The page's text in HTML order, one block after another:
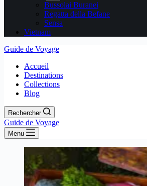
Bussolai Buranei
Regatta della Befane
Sensa
Vietnam
Guide de Voyage
Accueil
Destinations
Collections
Blog
Rechercher
Guide de Voyage
Menu